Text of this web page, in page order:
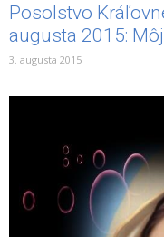
Posolstvo
augusta 2015:
3. augusta 2015